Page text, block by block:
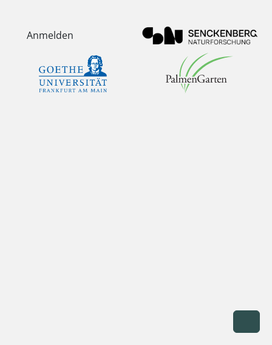
Anmelden